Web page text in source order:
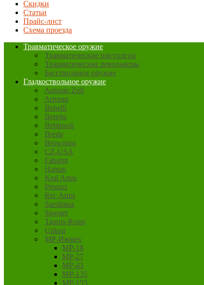
Скидки
Статьи
Прайс-лист
Схема проезда
Травматическое оружие
Травматические пистолеты
Травматические револьверы
Бесствольное оружие
Гладкоствольное оружие
Antonio Zoli
Armsan
Benelli
Beretta
Bettinsoli
Breda
Browning
CZ-USA
Fabarm
Hatsan
Kral Arms
Perazzi
Rec Arms
Sarsilmaz
Stoeger
Taurus-Rossi
Uzkon
MP-Ижмех
MP-18
MP-27
MP-43
MP-135
MP-155